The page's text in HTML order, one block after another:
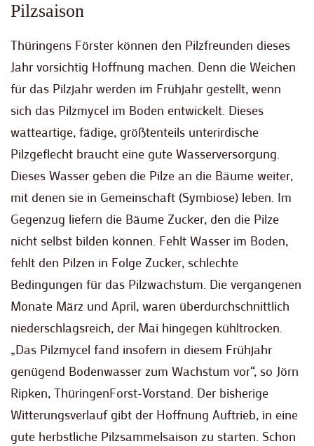
Pilzsaison
Thüringens Förster können den Pilzfreunden dieses
Jahr vorsichtig Hoffnung machen. Denn die Weichen
für das Pilzjahr werden im Frühjahr gestellt, wenn
sich das Pilzmycel im Boden entwickelt. Dieses
watteartige, fädige, größtenteils unterirdische
Pilzgeflecht braucht eine gute Wasserversorgung.
Dieses Wasser geben die Pilze an die Bäume weiter,
mit denen sie in Gemeinschaft (Symbiose) leben. Im
Gegenzug liefern die Bäume Zucker, den die Pilze
nicht selbst bilden können. Fehlt Wasser im Boden,
fehlt den Pilzen in Folge Zucker, schlechte
Bedingungen für das Pilzwachstum. Die vergangenen
Monate März und April, waren überdurchschnittlich
niederschlagsreich, der Mai hingegen kühltrocken.
„Das Pilzmycel fand insofern in diesem Frühjahr
genügend Bodenwasser zum Wachstum vor“, so Jörn
Ripken, ThüringenForst-Vorstand. Der bisherige
Witterungsverlauf gibt der Hoffnung Auftrieb, in eine
gute herbstliche Pilzsammelsaison zu starten. Schon